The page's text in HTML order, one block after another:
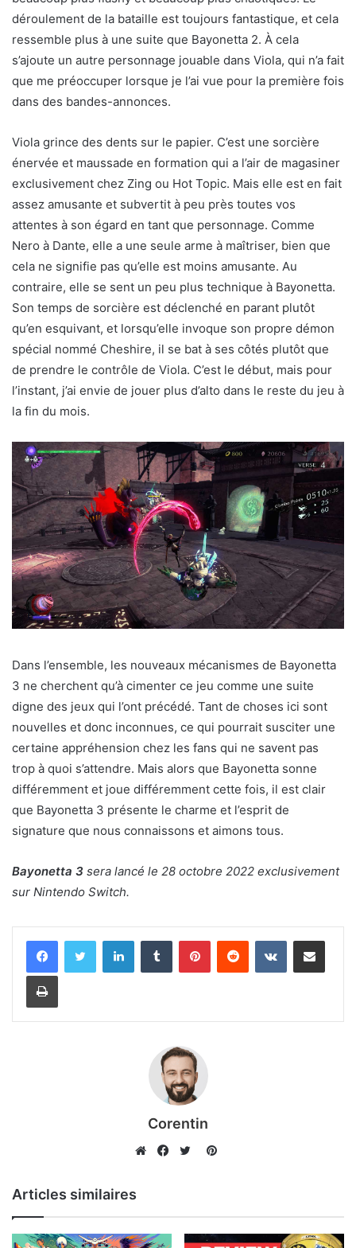
déroulement de la bataille est toujours fantastique, et cela
ressemble plus à une suite que Bayonetta 2. À cela
s’ajoute un autre personnage jouable dans Viola, qui n’a fait
que me préoccuper lorsque je l’ai vue pour la première fois
dans des bandes-annonces.
Viola grince des dents sur le papier. C’est une sorcière
énervée et maussade en formation qui a l’air de magasiner
exclusivement chez Zing ou Hot Topic. Mais elle est en fait
assez amusante et subvertit à peu près toutes vos
attentes à son égard en tant que personnage. Comme
Nero à Dante, elle a une seule arme à maîtriser, bien que
cela ne signifie pas qu’elle est moins amusante. Au
contraire, elle se sent un peu plus technique à Bayonetta.
Son temps de sorcière est déclenché en parant plutôt
qu’en esquivant, et lorsqu’elle invoque son propre démon
spécial nommé Cheshire, il se bat à ses côtés plutôt que
de prendre le contrôle de Viola. C’est le début, mais pour
l’instant, j’ai envie de jouer plus d’alto dans le reste du jeu à
la fin du mois.
Dans l’ensemble, les nouveaux mécanismes de Bayonetta
3 ne cherchent qu’à cimenter ce jeu comme une suite
digne des jeux qui l’ont précédé. Tant de choses ici sont
nouvelles et donc inconnues, ce qui pourrait susciter une
certaine appréhension chez les fans qui ne savent pas
trop à quoi s’attendre. Mais alors que Bayonetta sonne
différemment et joue différemment cette fois, il est clair
que Bayonetta 3 présente le charme et l’esprit de
signature que nous connaissons et aimons tous.
Bayonetta 3 sera lancé le 28 octobre 2022 exclusivement
sur Nintendo Switch.
LinkedinTumblr PinterestReddit VKontaktePartager par email
Imprimer
Corentin
Pinterest
Articles similaires